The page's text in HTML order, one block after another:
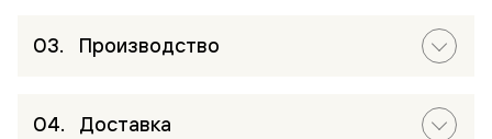
Производство
Доставка